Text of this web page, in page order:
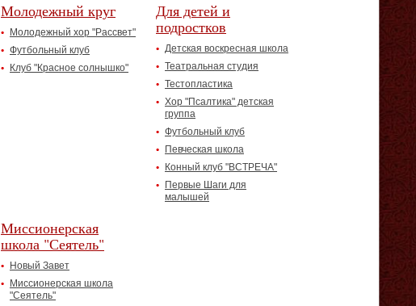
Молодежный круг
Молодежный хор "Рассвет"
Футбольный клуб
Клуб "Красное солнышко"
Для детей и
подростков
Детская воскресная школа
Театральная студия
Тестопластика
Хор "Псалтика" детская
группа
Футбольный клуб
Певческая школа
Конный клуб "ВСТРЕЧА"
Первые Шаги для
малышей
Миссионерская
школа "Сеятель"
Новый Завет
Миссионерская школа
"Сеятель"